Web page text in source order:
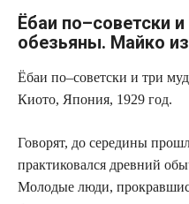
Ёбаи по–советски
обезьяны. Майко
Ёбаи по–советски и три
Киото, Япония, 1929 год.
Говорят, до середины
практиковался древний
Молодые люди,